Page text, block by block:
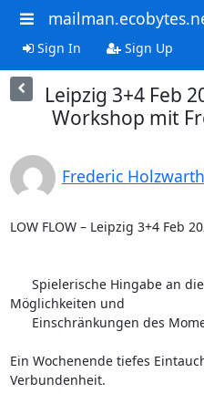
Sign In Sign Up
Leipzig 3+4 Feb
Workshop mit
Frederic Holzwarth
LOW FLOW – Leipzig 3+4 Feb
Möglichkeiten und
Ein Wochenende tiefes
Verbundenheit.